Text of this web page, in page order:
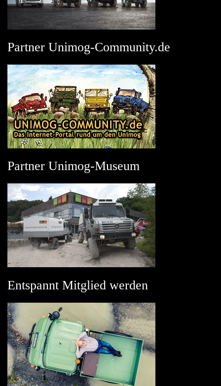
Partner Unimog-Community.de
Partner Unimog-Museum
Entspannt Mitglied werden